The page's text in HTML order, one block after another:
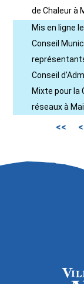
de Chaleur à
Mis en ligne
Conseil
Conseil
Mixte pour la
réseaux à
<< <